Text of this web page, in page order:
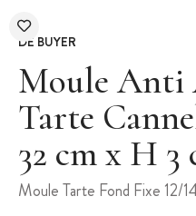
DE BUYER
Moule Anti
Tarte
32 cm x H 3
Moule Tarte Fond Fixe 12/